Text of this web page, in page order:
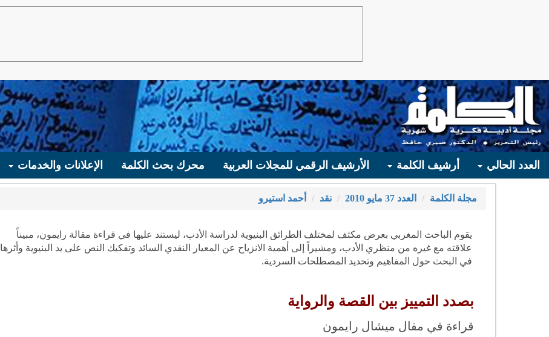
العدد الحالي أرشيف الكلمة الأرشيف الرقمي للمجلات العربية محرك بحث الكلمة الإعلانات والخدمات
مجلة الكلمة العدد 37 مايو 2010 نقد أحمد استيرو
يقوم الباحث المغربي بعرض مكثف لمختلف الطرائق البنيوية لدراسة الأدب، ليستند عليها في قراءة مقالة رايمون، مبيناً
علاقته مع غيره من منظري الأدب، ومشيراً إلى أهمية الانزياح عن المعيار النقدي السائد وتفكيك النص على يد البنيوية وأثرها
في البحث حول المفاهيم وتحديد المصطلحات السردية.
بصدد التمييز بين القصة والرواية
قراءة في مقال ميشال رايمون